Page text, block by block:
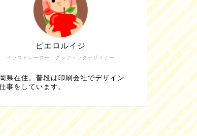
イラストレーター、グラフィックデザイナー
ピエロルイジ
県在住。普段は印刷会社でデザイン
事をしています。